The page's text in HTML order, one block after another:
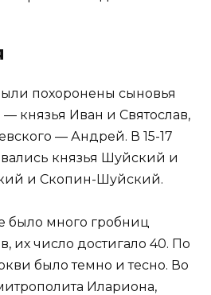
похоронены сыновья
князья Иван и Святослав,
— Андрей. В 15-17
князья Шуйский и
и Скопин-Шуйский.
было много гробниц
их число достигало 40. По
было темно и тесно. Во
Илариона,